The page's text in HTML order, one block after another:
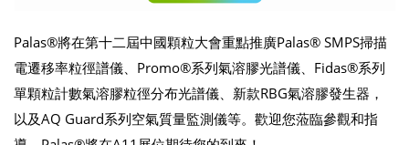
Palas®將在第十二屆中國顆粒大會重點推廣Palas® SMPS掃描
電遷移率粒徑譜儀、Promo®系列氣溶膠光譜儀、Fidas®系列
單顆粒計數氣溶膠粒徑分布光譜儀、新款RBG氣溶膠發生器，
以及AQ Guard系列空氣質量監測儀等。歡迎您蒞臨參觀和指